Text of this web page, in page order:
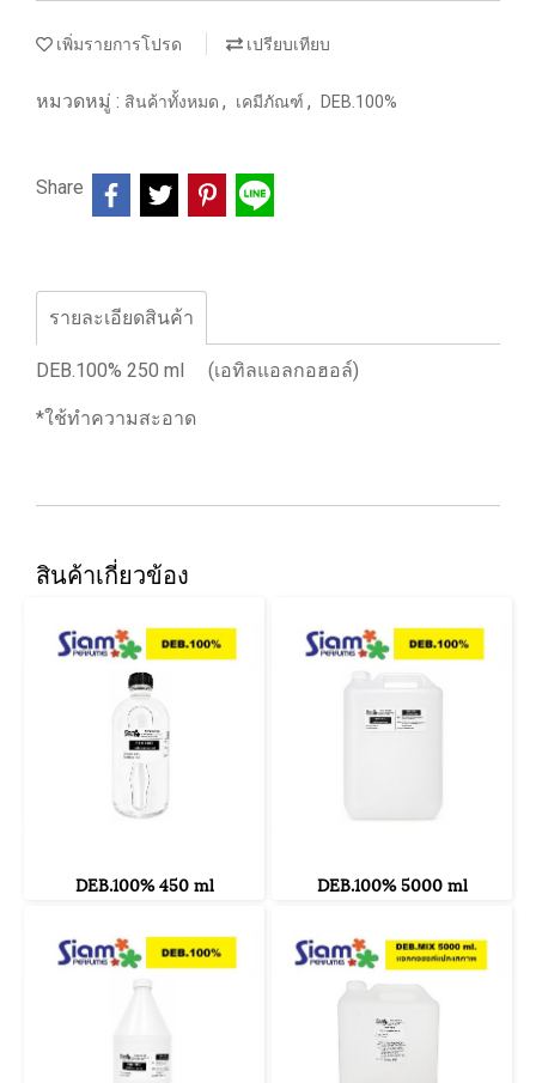
เพิ่มรายการโปรด เปรียบเทียบ
หมวดหมู่ : สินค้าทั้งหมด , เคมีภัณฑ์ , DEB.100%
Share
รายละเอียดสินค้า
DEB.100% 250 ml (เอทิลแอลกอฮอล์)
*ใช้ทำความสะอาด
สินค้าเกี่ยวข้อง
DEB.100% 450 ml DEB.100% 5000 ml